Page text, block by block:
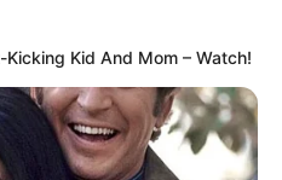
Kid And Mom – Watch!